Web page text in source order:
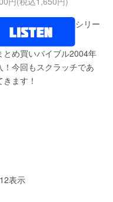
シリー
とめ買いバイブル2004年
！今回もスクラッチであ
きます！
表示